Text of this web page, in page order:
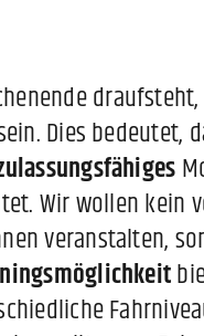
Dies bedeutet,
Wir wollen kein
veranstalten,